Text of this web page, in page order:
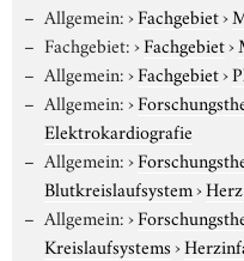
Allgemein:›Fachgebiet›
Fachgebiet:›Fachgebiet›
Allgemein:›Fachgebiet›
Allgemein:›
Elektrokardiografie
Allgemein:›
Blutkreislaufsystem›Herz
Allgemein:›
Kreislaufsystems›